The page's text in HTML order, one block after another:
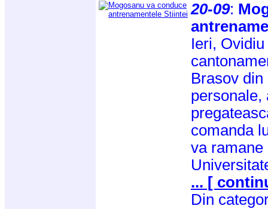
20-09:
Ieri,
Brasov
personale,
comanda
va ramane
... [
Din